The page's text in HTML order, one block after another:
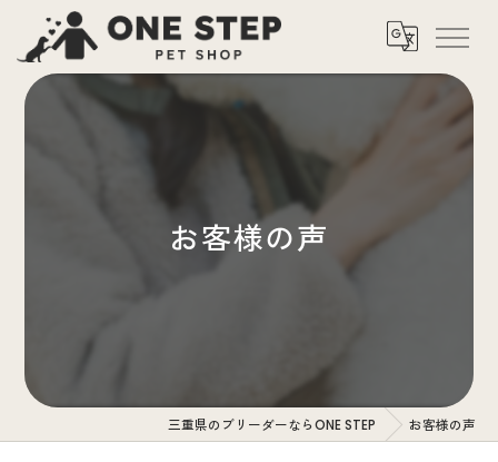
お客様の声
三重県のブリーダーならONE STEP お客様の声